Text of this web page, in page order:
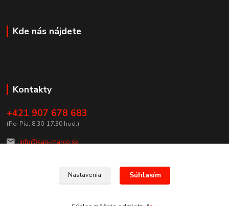
Kde nás nájdete
Kontakty
+421 907 678 683
(Po-Pia, 8:30-17:30 hod.)
info@san-marco.sk
Nastavenia Súhlasím